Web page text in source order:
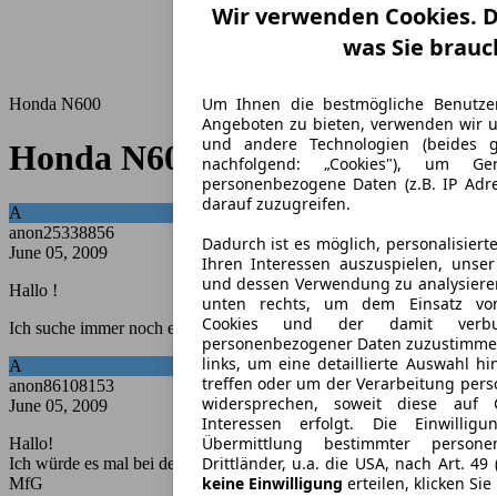
Honda N600
Honda N600
A
anon25338856
June 05, 2009
Hallo !
Ich suche immer noch einen brauchbaren N600.
A
anon86108153
June 05, 2009
Hallo!
Ich würde es mal bei den zahlreichen Handelsportalen versuchen.
MfG
Wir verwenden Cookies.
was Sie
Um Ihnen die bestmögliche
Angeboten zu bieten, verwenden wir
und andere Technologien (beides
nachfolgend: „Cookies"), um
personenbezogene Daten (z.B. IP
darauf zuzugreifen.
Dadurch ist es möglich,
Ihren Interessen auszuspielen,
und dessen Verwendung zu
unten rechts, um dem Einsatz
Cookies und der damit
personenbezogener Daten
links, um eine detaillierte Auswahl
treffen oder um der Verarbeitung
widersprechen, soweit diese auf
Interessen erfolgt. Die
Übermittlung bestimmter
Drittländer, u.a. die USA, nach Art. 49
keine Einwilligung erteilen, klicken